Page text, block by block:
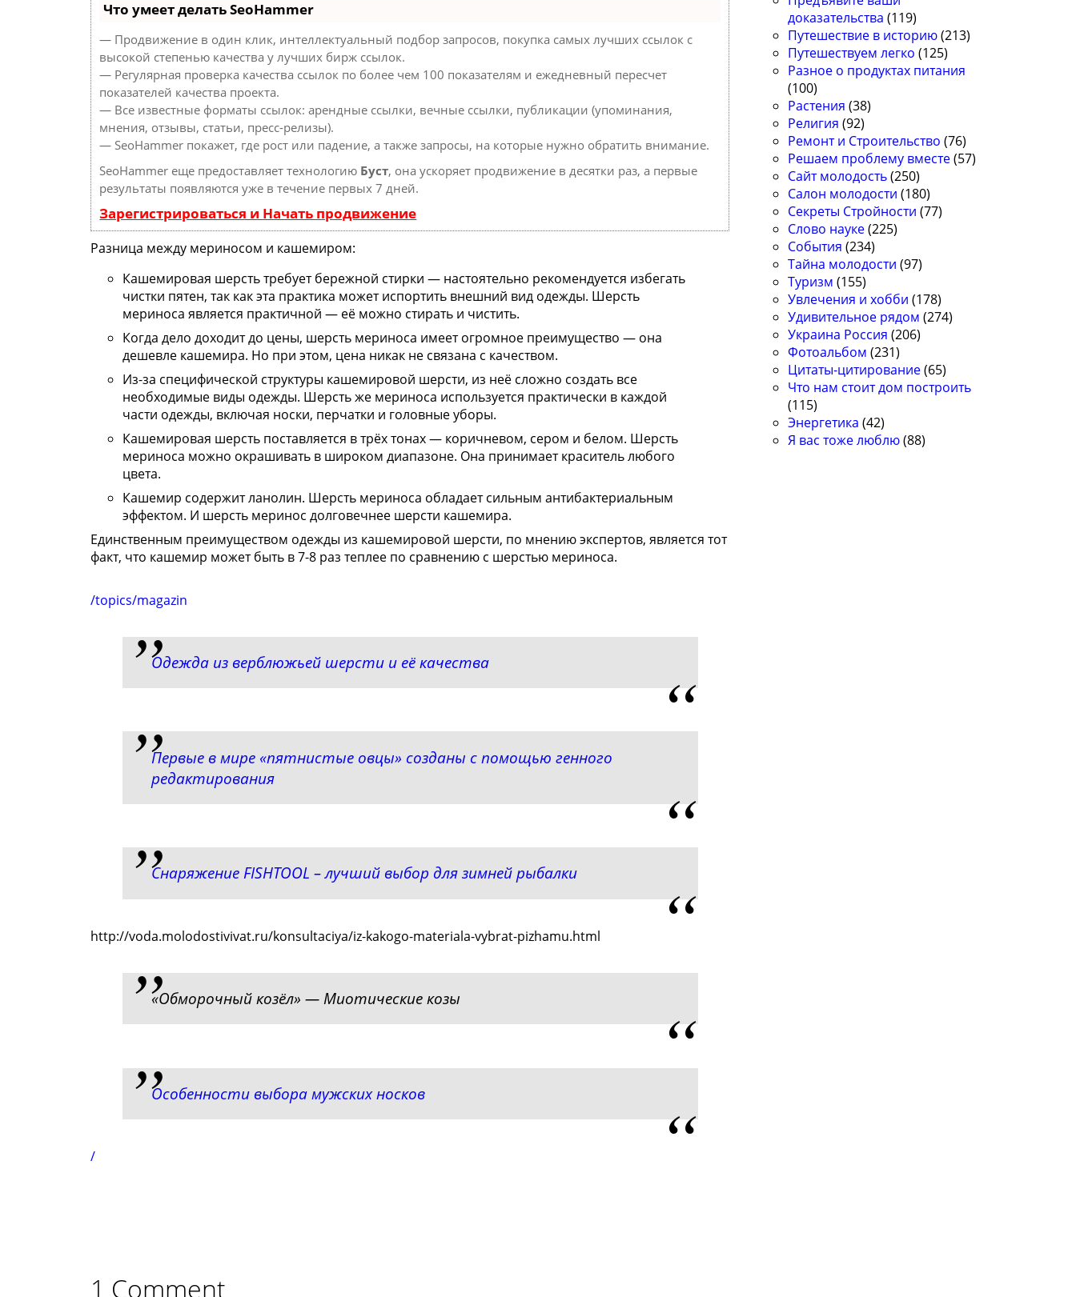
Что умеет делать SeoHammer
— Продвижение в один клик, интеллектуальный подбор запросов, покупка самых лучших ссылок с
высокой степенью качества у лучших бирж ссылок.
— Регулярная проверка качества ссылок по более чем 100 показателям и ежедневный пересчет
показателей качества проекта.
— Все известные форматы ссылок: арендные ссылки, вечные ссылки, публикации (упоминания,
мнения, отзывы, статьи, пресс-релизы).
— SeoHammer покажет, где рост или падение, а также запросы, на которые нужно обратить внимание.
SeoHammer еще предоставляет технологию Буст, она ускоряет продвижение в десятки раз, а первые
результаты появляются уже в течение первых 7 дней.
Зарегистрироваться и Начать продвижение
Разница между мериносом и кашемиром:
Кашемировая шерсть требует бережной стирки — настоятельно рекомендуется избегать
чистки пятен, так как эта практика может испортить внешний вид одежды. Шерсть
мериноса является практичной — её можно стирать и чистить.
Когда дело доходит до цены, шерсть мериноса имеет огромное преимущество — она
дешевле кашемира. Но при этом, цена никак не связана с качеством.
Из-за специфической структуры кашемировой шерсти, из неё сложно создать все
необходимые виды одежды. Шерсть же мериноса используется практически в каждой
части одежды, включая носки, перчатки и головные уборы.
Кашемировая шерсть поставляется в трёх тонах — коричневом, сером и белом. Шерсть
мериноса можно окрашивать в широком диапазоне. Она принимает краситель любого
цвета.
Кашемир содержит ланолин. Шерсть мериноса обладает сильным антибактериальным
эффектом. И шерсть меринос долговечнее шерсти кашемира.
Единственным преимуществом одежды из кашемировой шерсти, по мнению экспертов, является тот
факт, что кашемир может быть в 7-8 раз теплее по сравнению с шерстью мериноса.
/topics/magazin
Одежда из верблюжьей шерсти и её качества
Первые в мире «пятнистые овцы» созданы с помощью генного
редактирования
Снаряжение FISHTOOL – лучший выбор для зимней рыбалки
http://voda.molodostivivat.ru/konsultaciya/iz-kakogo-materiala-vybrat-pizhamu.html
«Обморочный козёл» — Миотические козы
Особенности выбора мужских носков
/
1 Comment
доказательства (119)
Путешествие в историю(213)
Путешествуем легко (125)
Разное о продуктах питания
(100)
Растения (38)
Религия (92)
Ремонт и Строительство (76)
Решаем проблему вместе(57)
Сайт молодость(250)
Салон молодости (180)
Секреты Стройности (77)
Слово науке(225)
События (234)
Тайна молодости (97)
Туризм (155)
Увлечения и хобби (178)
Удивительное рядом (274)
Украина Россия (206)
Фотоальбом (231)
Цитаты-цитирование(65)
Что нам стоит дом построить
(115)
Энергетика (42)
Я вас тоже люблю(88)